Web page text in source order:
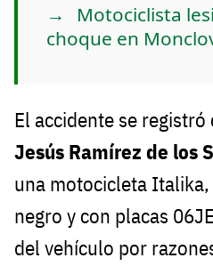
Motociclista
choque en
El accidente se registró
Jesús Ramírez de los
una motocicleta
negro y con placas
del vehículo por